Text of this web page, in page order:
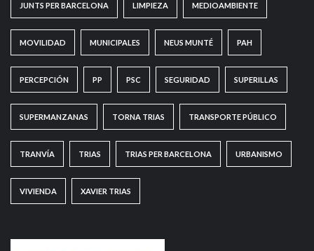
JUNTS PER BARCELONA LIMPIEZA MEDIOAMBIENTE
MOVILIDAD MUNICIPALES NEUS MUNTÉ PAH
PERCEPCIÓN PP PSC SEGURIDAD SUPERILLAS
SUPERMANZANAS TORNA TRIAS TRANSPORTE PÚBLICO
TRANVÍA TRIAS TRIAS PER BARCELONA URBANISMO
VIVIENDA XAVIER TRIAS